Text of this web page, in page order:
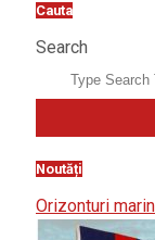
Cauta
Search
Noutăți
Orizonturi